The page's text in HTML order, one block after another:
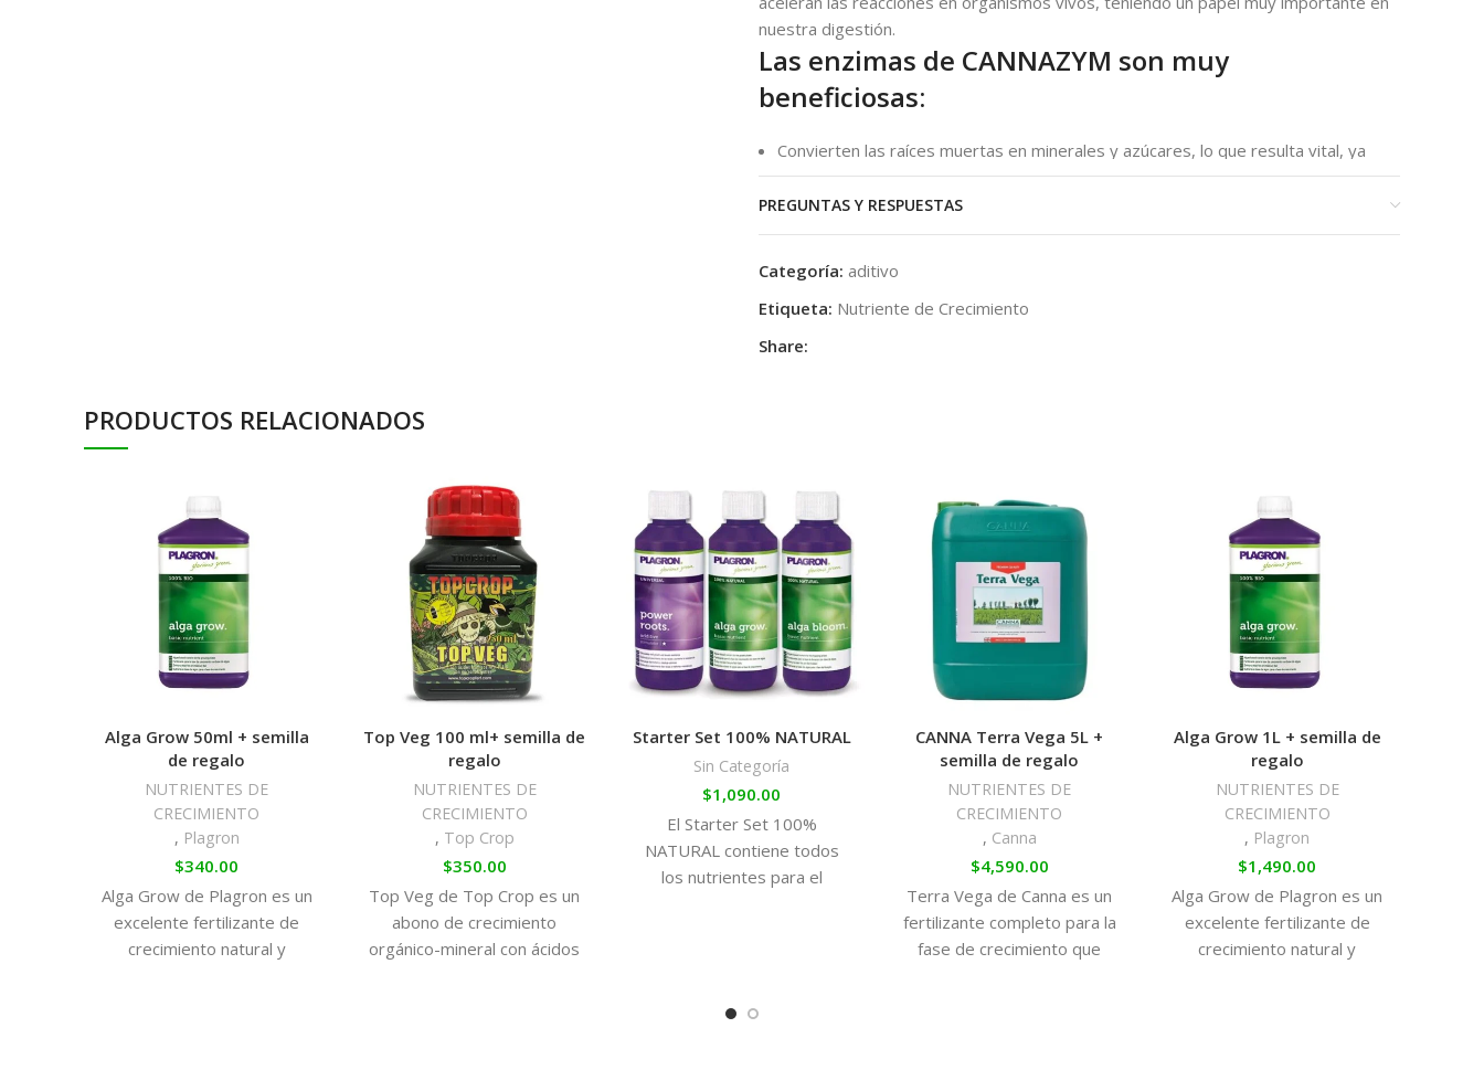
nuestra digestión.
Las enzimas de CANNAZYM son muy
beneficiosas:
Convierten las raíces muertas en minerales y azúcares, lo que resulta vital, ya
que ambos suponen una valiosa fuente de nutrientes para la planta. CANNAZYM
consiste en más de 12 tipos diferentes de enzimas a las que se añaden
vitaminas y extractos de plantas del desierto. Estos elementos mejoran la
vitaminas estimulan la producción de hormonas.
Ayuda a formar nuevas raíces. Las vitaminas de fácil absorción de CANNAZYM
también estimulan la formación de nuevas raíces en la planta, lo cual, a su vez,
nuevo crecimiento.
CANNAZYM también previene la putrefacción, evitando que se formen
sustancias tóxicas y reduciendo así considerablemente el riesgo de
enfermedades.
CANNAZYM mejora el entorno del suelo. Una rápida descomposición de los
restos de las raíces crea un régimen hidrológico equilibrado y una buena
aireación en el entorno radicular.
de raíces serán descompuestos rápidamente y transformados en nutrientes
beneficiosos, las infecciones serán evitadas y la relación aire/agua del entorno
radicular mejorará. Puedes utilizar CANNAZYM durante todo el ciclo de cultivo.
PREGUNTAS Y RESPUESTAS
Categoría: aditivo
Etiqueta: Nutriente de Crecimiento
Share:
PRODUCTOS RELACIONADOS
Alga Grow 50ml + semilla
de regalo
NUTRIENTES DE
CRECIMIENTO
, Plagron
$340.00
Alga Grow de Plagron es un
excelente fertilizante de
crecimiento natural y
Top Veg 100 ml+ semilla de
regalo
NUTRIENTES DE
CRECIMIENTO
, Top Crop
$350.00
Top Veg de Top Crop es un
abono de crecimiento
orgánico-mineral con ácidos
Starter Set 100% NATURAL
Sin Categoría
$1,090.00
El Starter Set 100%
NATURAL contiene todos
los nutrientes para el
CANNA Terra Vega 5L +
semilla de regalo
NUTRIENTES DE
CRECIMIENTO
, Canna
$4,590.00
Terra Vega de Canna es un
fertilizante completo para la
fase de crecimiento que
Alga Grow 1L + semilla de
regalo
NUTRIENTES DE
CRECIMIENTO
, Plagron
$1,490.00
Alga Grow de Plagron es un
excelente fertilizante de
crecimiento natural y